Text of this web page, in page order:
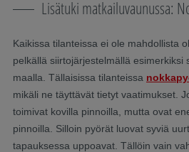
Lisätuki matkailuvaunussa:
Kaikissa tilanteissa ei ole mahdollista
pelkällä siirtojärjestelmällä esimerkiksi
maalla. Tällaisissa tilanteissa
mikäli ne täyttävät tietyt vaatimukset.
toimivat kovilla pinnoilla, mutta ovat
pinnoilla. Silloin pyörät luovat syviä
tapauksessa uppoavat. Tällöin vain